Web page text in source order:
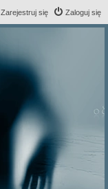
Zaloguj się
Zarejestruj się